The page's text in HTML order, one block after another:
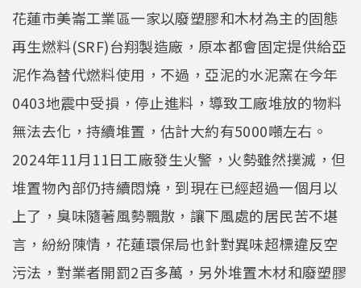
花蓮市美崙工業區一家以廢塑膠和木材為主的固態
再生燃料(SRF)台翔製造廠，原本都會固定提供給亞
泥作為替代燃料使用，不過，亞泥的水泥窯在今年
0403地震中受損，停止進料，導致工廠堆放的物料
無法去化，持續堆置，估計大約有5000噸左右。
2024年11月11日工廠發生火警，火勢雖然撲滅，但
堆置物內部仍持續悶燒，到現在已經超過一個月以
上了，臭味隨著風勢飄散，讓下風處的居民苦不堪
言，紛紛陳情，花蓮環保局也針對異味超標違反空
污法，對業者開罰2百多萬，另外堆置木材和廢塑膠